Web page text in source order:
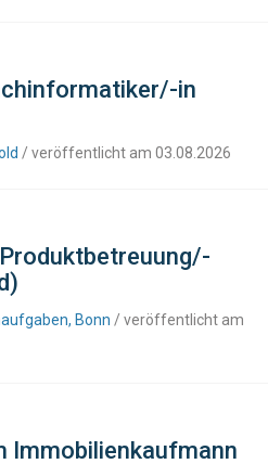
in
/ veröffentlicht am 03.08.2026
Bonn / veröffentlicht am
Immobilienkaufmann